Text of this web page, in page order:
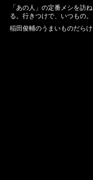
「あの人」の定番メシを訪ね
る。行きつけで、いつもの。
稲田俊輔のうまいものだらけ